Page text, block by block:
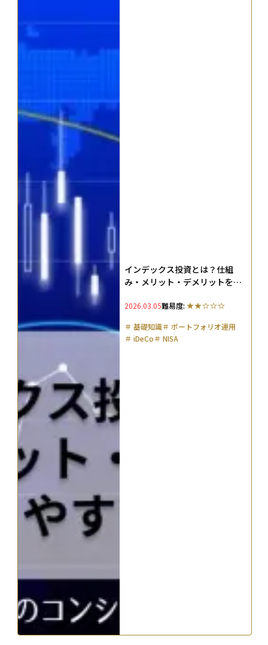
インデックス投資とは？仕組
み・メリット・デメリットをわ
2026.03.05難易度:
＃ 基礎知識＃ ポートフォリオ運用
＃ iDeCo＃ NISA